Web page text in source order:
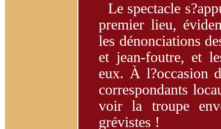
Le spectacle
premier lieu,
les dénonciations
et jean-foutre, et
eux. À l?occasion
correspondants
voir la troupe
grévistes !